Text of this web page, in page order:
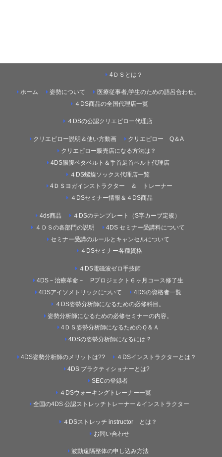
ホーム
4ＤＳとは？
姿勢について
医療従事者,学生のための語呂合わせ。
４DS商品の全国代理店一覧
４DSの公認クリエピロー代理店
クリエピロー説明＆使い方動画
クリエピロー Q＆A
クリエピロー販売店になる方法は？
4DS腸腹ペタベルト＆手首足首ベルト代理店
４DS螺旋ソックス代理店一覧
4ＤＳヨガインストラクター ＆ トレーナー
４DSセミナー情報＆４DS商品
4ds商品
４DSのテンプレート（S字カーブ定規）
４ＤＳの各部門の説明
4DS セミナー受講料について
セミナー受講のルールとキャンセルについて
４DSセミナー各種資格
４DS電磁波ゼロ手技師
4DS－治療革命－ Pプロジェクト６ヶ月コース修了生
4DSアイソメトリックについて
4DSの資格者一覧
４DS姿勢分析師になるための必修科目。
姿勢分析師になるための必修セミナーの内容。
4ＤＳ姿勢分析師になるためのＱ＆Ａ
4DSの姿勢分析師になるには？
4DS姿勢分析師のメリットは??
４DSインストラクターとは？
4DS プラクティショナーとは?
SECの登録者
４DSウォーキングトレーナー一覧
全国の4DS 公認ストレッチトレーナー＆インストラクター
４DSストレッチ instructor とは？
お問い合わせ
波動遠隔整体の申し込み方法